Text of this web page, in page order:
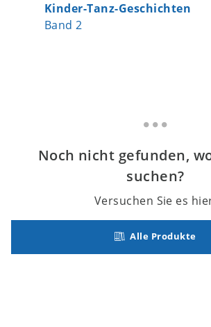
Kinder-Tanz-Geschichten
Band 2
Noch nicht gefunden,
suchen?
Versuchen Sie es
Alle Produkte